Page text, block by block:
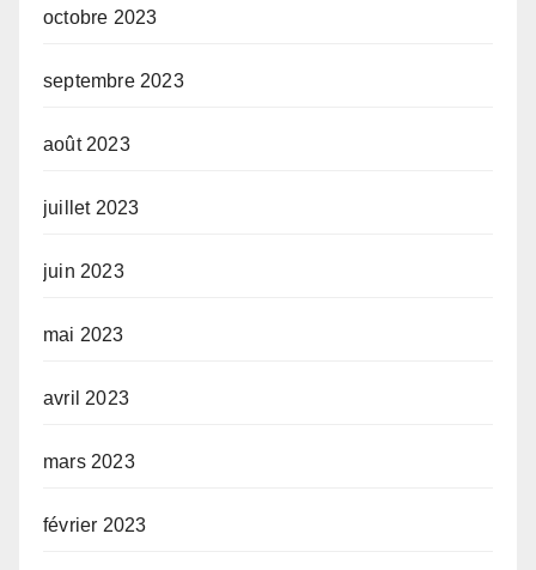
octobre 2023
septembre 2023
août 2023
juillet 2023
juin 2023
mai 2023
avril 2023
mars 2023
février 2023